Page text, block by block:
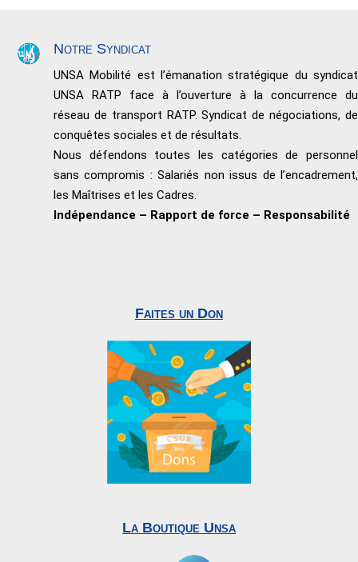
Notre Syndicat
UNSA Mobilité est l’émanation stratégique du syndicat
UNSA RATP face à l’ouverture à la concurrence du
réseau de transport RATP. Syndicat de négociations, de
conquêtes sociales et de résultats.
Nous défendons toutes les catégories de personnel
sans compromis : Salariés non issus de l’encadrement,
les Maîtrises et les Cadres.
Indépendance – Rapport de force – Responsabilité
Faites un Don
La Boutique Unsa